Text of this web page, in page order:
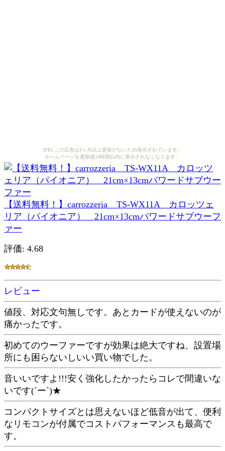
[PR] この広告は3ヶ月以上更新がないため表示されています。
ホームページを更新後24時間以内に表示されなくなります。
【送料無料！】carrozzeria TS-WX11A カロッツェ
リア（パイオニア） 21cm×13cmパワードサブウーフ
ァー
評価: 4.68
レビュー
値段、対応文句無しです。あとカードが使えないのが
痛かったです。
初めてのウーファーですが効果は絶大ですね、設置場
所にも困らないしいい買い物でした。
音いいですよ!!!安く強化したかったらコレで間違いな
いです(´ー`)★
コンパクトサイズとは思えないほど低音が出て、便利
なリモコンが付属でコストパフォーマンスも最高で
す。